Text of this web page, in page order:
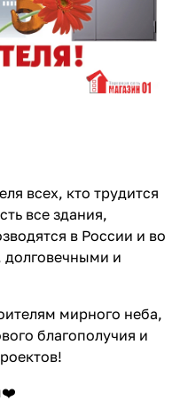
всех, кто трудится
все здания,
в России и во
и
мирного неба,
благополучия и